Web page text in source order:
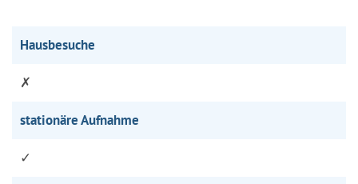
Hausbesuche
✗
stationäre Aufnahme
✓